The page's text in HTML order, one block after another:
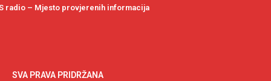
radio – Mjesto provjerenih informacija
SVA PRAVA PRIDRŽANA